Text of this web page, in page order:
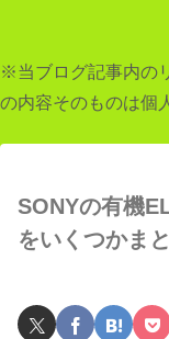
※当ブログ記事内の
の内容そのものは個
SONYの有機
をいくつかま